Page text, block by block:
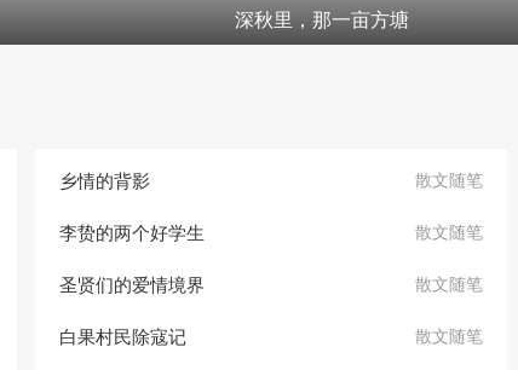
深秋里，那一亩方塘
乡情的背影 散文随笔
李贽的两个好学生 散文随笔
圣贤们的爱情境界 散文随笔
白果村民除寇记 散文随笔